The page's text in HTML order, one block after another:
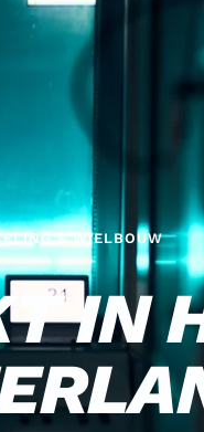
& WIELBOUW
IN